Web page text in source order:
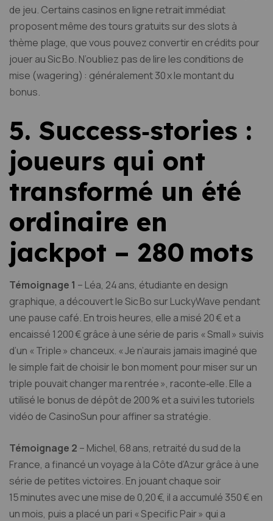
de jeu. Certains casinos en ligne retrait immédiat
proposent même des tours gratuits sur des slots à
thème plage, que vous pouvez convertir en crédits pour
jouer au Sic Bo. N’oubliez pas de lire les conditions de
mise (wagering) : généralement 30 x le montant du
bonus.
5. Success‑stories :
joueurs qui ont
transformé un été
ordinaire en
jackpot – 280 mots
Témoignage 1 – Léa, 24 ans, étudiante en design
graphique, a découvert le Sic Bo sur LuckyWave pendant
une pause café. En trois heures, elle a misé 20 € et a
encaissé 1 200 € grâce à une série de paris « Small » suivis
d’un « Triple » chanceux. « Je n’aurais jamais imaginé que
le simple fait de choisir le bon moment pour miser sur un
triple pouvait changer ma rentrée », raconte‑elle. Elle a
utilisé le bonus de dépôt de 200 % et a suivi les tutoriels
vidéo de CasinoSun pour affiner sa stratégie.
Témoignage 2 – Michel, 68 ans, retraité du sud de la
France, a financé un voyage à la Côte d’Azur grâce à une
série de petites victoires. En jouant chaque soir
15 minutes avec une mise de 0,20 €, il a accumulé 350 € en
un mois, puis a placé un pari « Specific Pair » qui a